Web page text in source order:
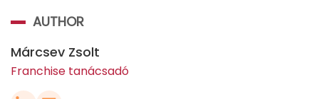
AUTHOR
Márcsev Zsolt
Franchise tanácsadó